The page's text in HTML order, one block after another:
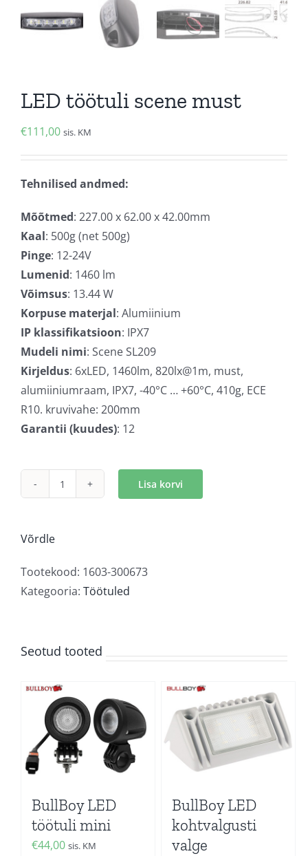
LED töötuli scene must
€111,00 sis. KM
Tehnilised andmed:
Mõõtmed: 227.00 x 62.00 x 42.00mm
Kaal: 500g (net 500g)
Pinge: 12-24V
Lumenid: 1460 lm
Võimsus: 13.44 W
Korpuse materjal: Alumiinium
IP klassifikatsioon: IPX7
Mudeli nimi: Scene SL209
Kirjeldus: 6xLED, 1460lm, 820lx@1m, must,
alumiiniumraam, IPX7, -40°C … +60°C, 410g, ECE
R10. kruvivahe: 200mm
Garantii (kuudes): 12
LED
kogus
Lisa korvi
Võrdle
Tootekood: 1603-300673
Kategooria: Töötuled
Seotud tooted
BullBoy LED
töötuli mini
€44,00 sis. KM
BullBoy LED
kohtvalgusti
valge